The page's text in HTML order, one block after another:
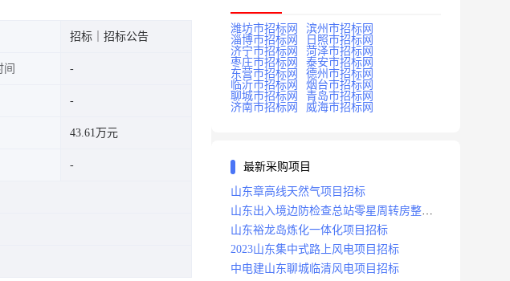
招标｜招标公告
43.61万元
潍坊市招标网
滨州市招标网
淄博市招标网
日照市招标网
济宁市招标网
菏泽市招标网
枣庄市招标网
泰安市招标网
东营市招标网
德州市招标网
临沂市招标网
烟台市招标网
聊城市招标网
青岛市招标网
济南市招标网
威海市招标网
最新采购项目
山东章高线天然气项目招标
山东出入境边防检查总站零星周转房整修
项目招标中标
山东裕龙岛炼化一体化项目招标
2023山东集中式路上风电项目招标
中电建山东聊城临清风电项目招标